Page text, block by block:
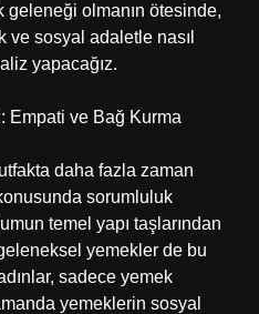
olmanın ötesinde,
sosyal adaletle nasıl
yapacağız.
Empati ve Bağ Kurma
daha fazla zaman
sorumluluk
temel yapı taşlarından
yemekler de bu
sadece yemek
yemeklerin sosyal